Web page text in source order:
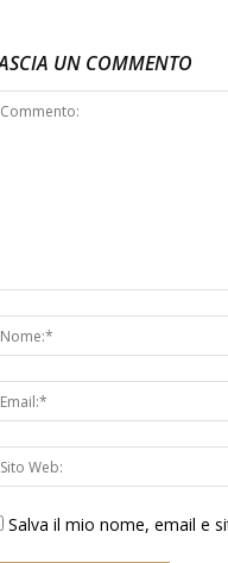
UN COMMENTO
Salva il mio nome, email e